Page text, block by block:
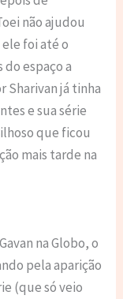
não ajudou
ele foi até o
espaço a
Sharivan já tinha
e sua série
que ficou
mais tarde na
na Globo, o
pela aparição
(que só veio